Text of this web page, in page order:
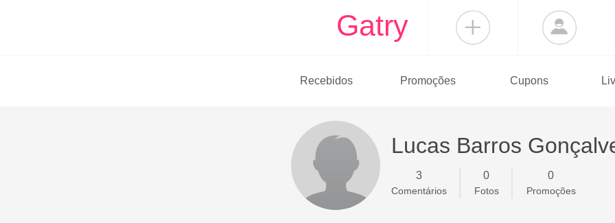
Gatry
Recebidos Promoções Cupons
Lucas Barros
3
Comentários
0
Fotos
0
Promoções